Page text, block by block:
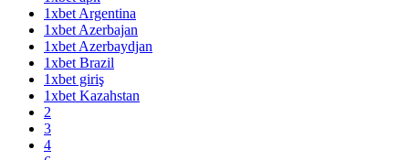
1xbet Argentina
1xbet Azerbajan
1xbet Azerbaydjan
1xbet Brazil
1xbet giriş
1xbet Kazahstan
2
3
4